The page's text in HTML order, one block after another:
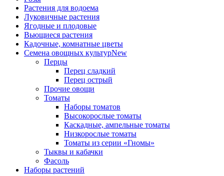
Растения для водоема
Луковичные растения
Ягодные и плодовые
Вьющиеся растения
Кадочные, комнатные цветы
Семена овощных культурNew
Перцы
Перец сладкий
Перец острый
Прочие овощи
Томаты
Наборы томатов
Высокорослые томаты
Каскадные, ампельные томаты
Низкорослые томаты
Томаты из серии «Гномы»
Тыквы и кабачки
Фасоль
Наборы растений